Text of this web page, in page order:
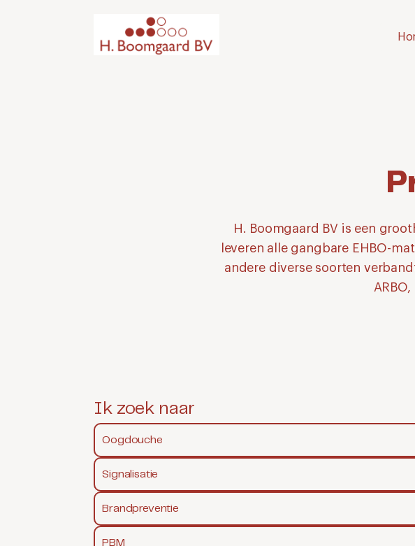
H. Boomgaard BV is een
leveren alle gangbare EHBO-
andere diverse soorten
ARBO,
Ik zoek naar
Oogdouche
Signalisatie
Brandpreventie
PBM